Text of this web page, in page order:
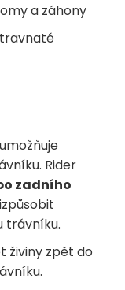
a záhony
umožňuje
Rider
zadního
trávníku.
živiny zpět do